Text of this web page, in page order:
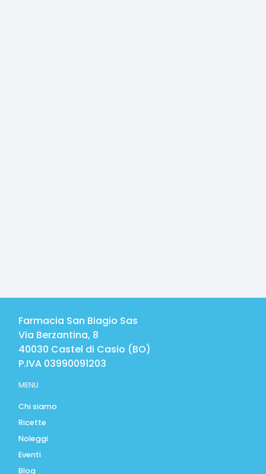
Farmacia San Biagio Sas
Via Berzantina, 8
40030 Castel di Casio (BO)
P.IVA 03990091203
MENU
Chi siamo
Ricette
Noleggi
Eventi
Blog